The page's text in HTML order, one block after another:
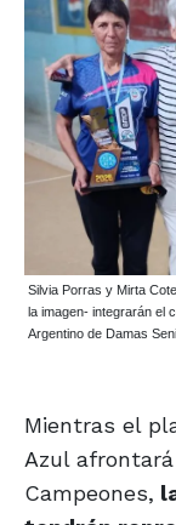
Silvia Porras y Mirta
la imagen- integrarán el
Argentino de Damas
Mientras el
Azul
Campeones,